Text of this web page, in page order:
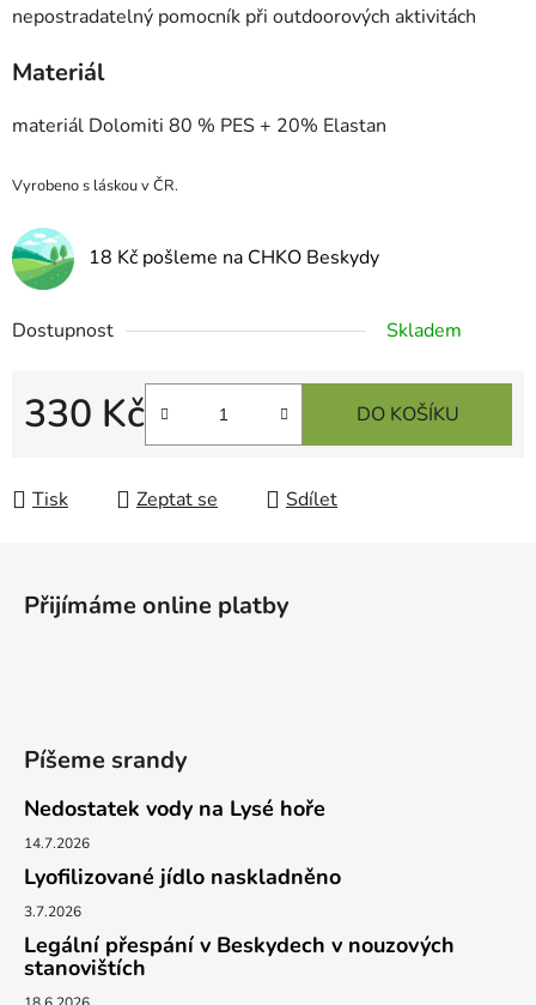
nepostradatelný pomocník při outdoorových aktivitách
Materiál
materiál Dolomiti 80 % PES + 20% Elastan
Vyrobeno s láskou v ČR.
18 Kč pošleme na CHKO Beskydy
Dostupnost Skladem
330 Kč DO KOŠÍKU
Tisk Zeptat se Sdílet
Přijímáme online platby
Píšeme srandy
Nedostatek vody na Lysé hoře
14.7.2026
Lyofilizované jídlo naskladněno
3.7.2026
Legální přespání v Beskydech v nouzových
stanovištích